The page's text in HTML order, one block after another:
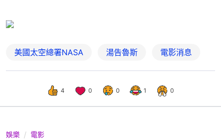
美國太空總署NASA 湯告魯斯 電影消息
4 0 0 1 0
娛樂 電影